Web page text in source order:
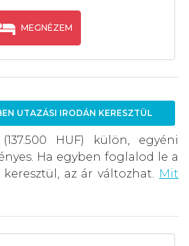
MEGNÉZEM
UTAZÁSI IRODÁN KERESZTÜL
HUF) külön, egyéni
Ha egyben foglalod le a
az ár változhat. Mit